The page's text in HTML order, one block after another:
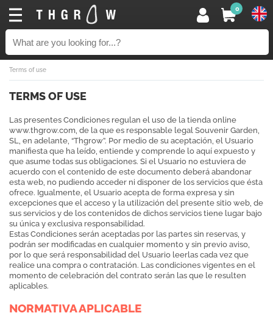
0
Terms of use
TERMS OF USE
Las presentes Condiciones regulan el uso de la tienda online
www.thgrow.com, de la que es responsable legal Souvenir Garden,
SL, en adelante, “Thgrow”. Por medio de su aceptación, el Usuario
manifiesta que ha leído, entiende y comprende lo aquí expuesto y
que asume todas sus obligaciones. Si el Usuario no estuviera de
acuerdo con el contenido de este documento deberá abandonar
esta web, no pudiendo acceder ni disponer de los servicios que ésta
ofrece. Igualmente, el Usuario acepta de forma expresa y sin
excepciones que el acceso y la utilización del presente sitio web, de
sus servicios y de los contenidos de dichos servicios tiene lugar bajo
su única y exclusiva responsabilidad.
Estas Condiciones serán aceptadas por las partes sin reservas, y
podrán ser modificadas en cualquier momento y sin previo aviso,
por lo que será responsabilidad del Usuario leerlas cada vez que
realice una compra o contratación. Las condiciones vigentes en el
momento de celebración del contrato serán las que le resulten
aplicables.
NORMATIVA APLICABLE